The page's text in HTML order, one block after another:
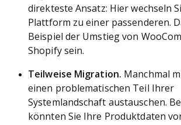
direkteste Ansatz: Hier wechseln
Plattform zu einer passenderen.
Beispiel der Umstieg von
Shopify sein.
Teilweise Migration. Manchmal
einen problematischen Teil Ihrer
Systemlandschaft austauschen.
könnten Sie Ihre Produktdaten